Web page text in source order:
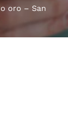
oro – San